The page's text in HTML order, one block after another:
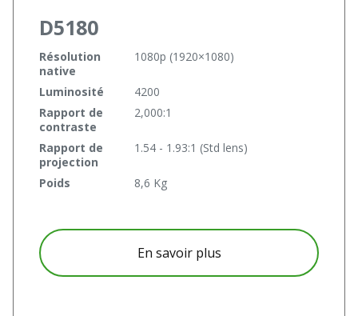
D5180
Résolution
native
1080p (1920×1080)
Luminosité
4200
Rapport de
contraste
2,000:1
Rapport de
projection
1.54 - 1.93:1 (Std lens)
Poids 8,6 Kg
En savoir plusà propos D5180